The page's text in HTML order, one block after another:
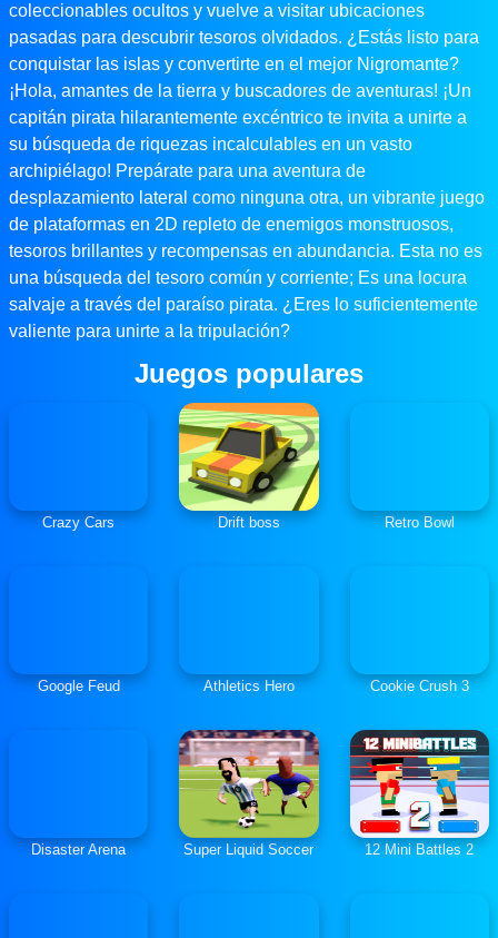
coleccionables ocultos y vuelve a visitar ubicaciones
pasadas para descubrir tesoros olvidados. ¿Estás listo para
conquistar las islas y convertirte en el mejor Nigromante?
¡Hola, amantes de la tierra y buscadores de aventuras! ¡Un
capitán pirata hilarantemente excéntrico te invita a unirte a
su búsqueda de riquezas incalculables en un vasto
archipiélago! Prepárate para una aventura de
desplazamiento lateral como ninguna otra, un vibrante juego
de plataformas en 2D repleto de enemigos monstruosos,
tesoros brillantes y recompensas en abundancia. Esta no es
una búsqueda del tesoro común y corriente; Es una locura
salvaje a través del paraíso pirata. ¿Eres lo suficientemente
valiente para unirte a la tripulación?
Juegos populares
Crazy Cars Drift boss Retro Bowl
Google Feud Athletics Hero Cookie Crush 3
Disaster Arena Super Liquid Soccer 12 Mini Battles 2